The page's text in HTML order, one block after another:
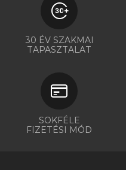
30 ÉV SZAKMAI
TAPASZTALAT
SOKFÉLE
FIZETÉSI MÓD